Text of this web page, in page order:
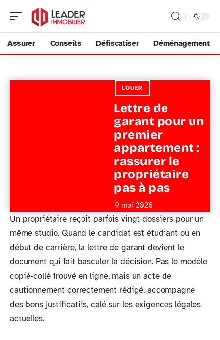
Assurer Conseils Défiscaliser Déménagement
LOUER
Lettre de
garant pour un
premier
appartement :
rassurer le
propriétaire
pas à pas
9 mai 2026
Un propriétaire reçoit parfois vingt dossiers pour un
même studio. Quand le candidat est étudiant ou en
début de carrière, la lettre de garant devient le
document qui fait basculer la décision. Pas le modèle
copié-collé trouvé en ligne, mais un acte de
cautionnement correctement rédigé, accompagné
des bons justificatifs, calé sur les exigences légales
actuelles.